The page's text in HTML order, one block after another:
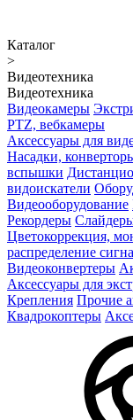
Каталог
>
Видеотехника
Видеотехника
Видеокамеры
PTZ, вебкамеры
Аксессуары для
Насадки,
вспышки
видоискатели
Видеооборудование
Рекордеры
Цветокоррекция,
распределение
Видеоконвертеры
Аксессуары для
Крепления Прочие
Квадрокоптеры